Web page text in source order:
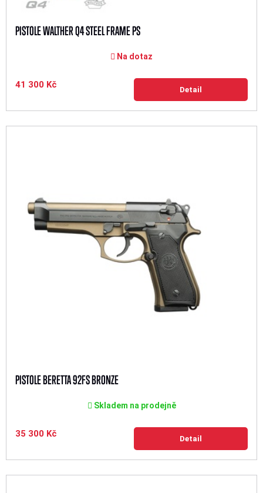
PISTOLE WALTHER Q4 STEEL FRAME PS
Na dotaz
41 300 Kč Detail
PISTOLE BERETTA 92FS BRONZE
Skladem na prodejně
35 300 Kč Detail